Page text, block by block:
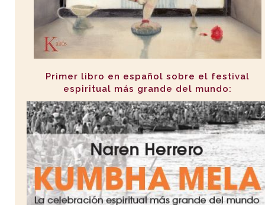
Primer libro en español sobre el festival
espiritual más grande del mundo: